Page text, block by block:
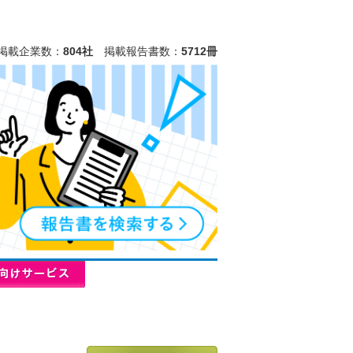
載企業数： 804社 掲載報告書数： 5712冊